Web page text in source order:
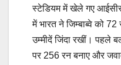
स्टेडियम में खेले गए
में भारत ने जिम्बाब्वे को
उम्मीदें जिंदा रखीं। पहले
पर 256 रन बनाए और